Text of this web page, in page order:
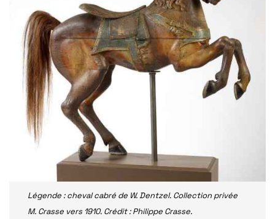
Légende : cheval cabré de W. Dentzel. Collection privée
M. Crasse vers 1910. Crédit : Philippe Crasse.